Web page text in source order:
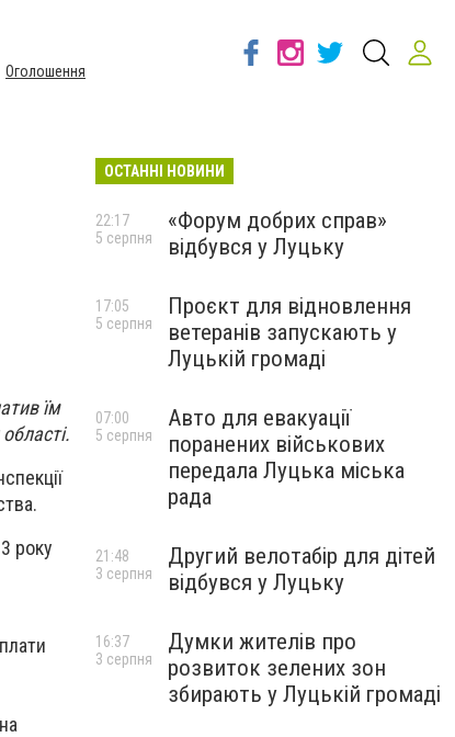
Оголошення
їм
року
ОСТАННІ НОВИНИ
«Форум добрих справ»
відбувся у Луцьку
22:17
5 серпня
Проєкт для відновлення
ветеранів запускають у
Луцькій громаді
17:05
5 серпня
Авто для евакуації
поранених військових
передала Луцька міська
рада
07:00
5 серпня
Другий велотабір для дітей
відбувся у Луцьку
21:48
3 серпня
Думки жителів про
розвиток зелених зон
збирають у Луцькій громаді
16:37
3 серпня